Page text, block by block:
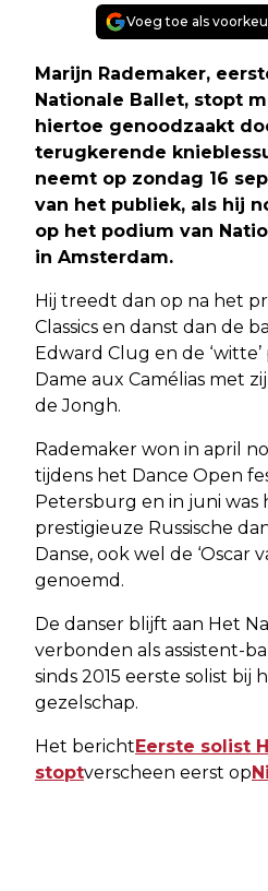
Voeg toe als
Marijn Rademaker,
Nationale Ballet, stopt
hiertoe genoodzaakt
terugkerende
neemt op zondag 16
van het publiek, als hij
op het podium van
in Amsterdam.
Hij treedt dan op na het
Classics en danst dan de
Edward Clug en de
Dame aux Camélias met
de Jongh.
Rademaker won in april
tijdens het Dance Open
Petersburg en in juni was
prestigieuze Russische
Danse, ook wel de ‘Oscar
genoemd.
De danser blijft aan Het
verbonden als assistent-
sinds 2015 eerste solist bij
gezelschap.
Het bericht Eerste solist
stoptverscheen eerst op